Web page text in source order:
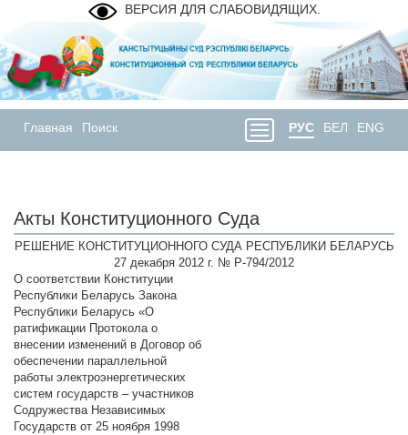
ВЕРСИЯ ДЛЯ СЛАБОВИДЯЩИХ.
Главная Поиск РУС БЕЛ ENG
Акты Конституционного Суда
РЕШЕНИЕ КОНСТИТУЦИОННОГО СУДА РЕСПУБЛИКИ БЕЛАРУСЬ
27 декабря 2012 г. № Р-794/2012
О соответствии Конституции
Республики Беларусь Закона
Республики Беларусь «О
ратификации Протокола о
внесении изменений в Договор об
обеспечении параллельной
работы электроэнергетических
систем государств – участников
Содружества Независимых
Государств от 25 ноября 1998